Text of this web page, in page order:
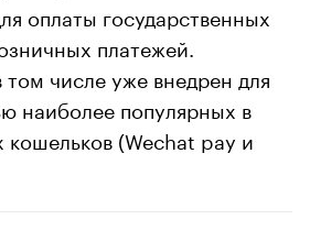
оплаты государственных
платежей.
числе уже внедрен для
наиболее популярных в
(Wechat pay и